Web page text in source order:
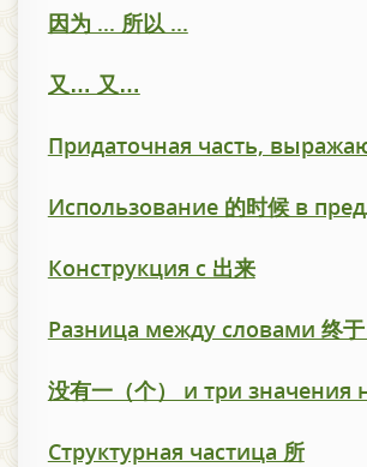
因为 ... 所以 ...
又… 又…
Придаточная часть,
Использование 的时候 в
Конструкция с 出来
Разница между словами 终
没有一（个） и три значения
Структурная частица 所